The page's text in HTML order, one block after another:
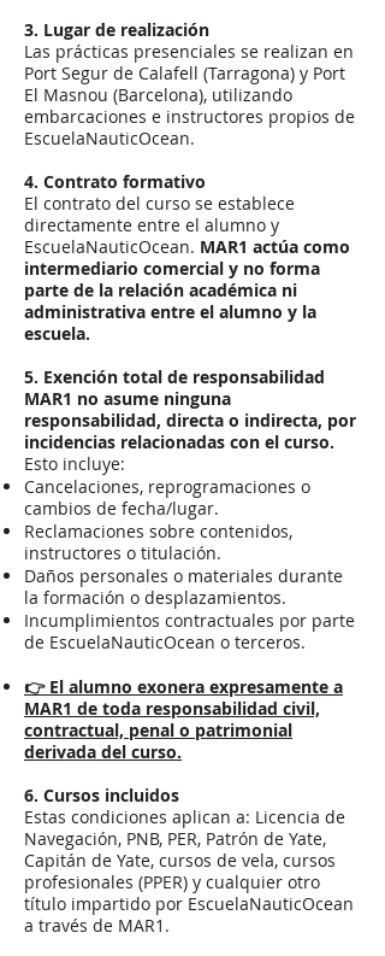
3. Lugar de realización
Las prácticas presenciales se realizan en
Port Segur de Calafell (Tarragona) y Port
El Masnou (Barcelona), utilizando
embarcaciones e instructores propios de
EscuelaNauticOcean.
4. Contrato formativo
El contrato del curso se establece
directamente entre el alumno y
EscuelaNauticOcean. MAR1 actúa como
intermediario comercial y no forma
parte de la relación académica ni
administrativa entre el alumno y la
escuela.
5. Exención total de responsabilidad
MAR1 no asume ninguna
responsabilidad, directa o indirecta, por
incidencias relacionadas con el curso.
Esto incluye:
Cancelaciones, reprogramaciones o
cambios de fecha/lugar.
Reclamaciones sobre contenidos,
instructores o titulación.
Daños personales o materiales durante
la formación o desplazamientos.
Incumplimientos contractuales por parte
de EscuelaNauticOcean o terceros.
👉 El alumno exonera expresamente a
MAR1 de toda responsabilidad civil,
contractual, penal o patrimonial
derivada del curso.
6. Cursos incluidos
Estas condiciones aplican a: Licencia de
Navegación, PNB, PER, Patrón de Yate,
Capitán de Yate, cursos de vela, cursos
profesionales (PPER) y cualquier otro
título impartido por EscuelaNauticOcean
a través de MAR1.